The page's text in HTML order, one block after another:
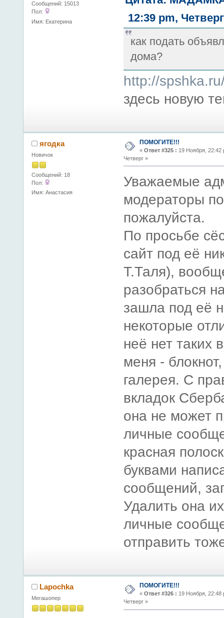
Сообщений: 15013
Пол:
Имя: Екатерина
12:39 pm, Четверг
как подать
дома?
http://
здесь новую
ягодка
Новичок
Сообщений: 18
Пол:
Имя: Анастасия
ПОМОГИТЕ!!!
« Ответ #325 : 19 Ноября, 22:42
Четверг »
Уважаемые
модераторы
пожалуйста.
По просьбе
сайт под её
Т.Таля),
разобраться
зашла под её
некоторые
неё нет таких
меня -
галерея. С
вкладок
она не может
личные
красная
буквами
сообщений,
Удалить она
личные
отправить
Lapochka
Мегашопер
ПОМОГИТЕ!!!
« Ответ #326 : 19 Ноября, 22:48
Четверг »